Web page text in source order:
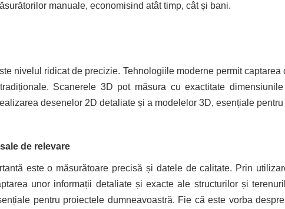
manuale, economisind atât timp, cât și bani.
nivelul ridicat de precizie. Tehnologiile moderne permit
Scanerele 3D pot măsura cu exactitate
desenelor 2D detaliate și a modelelor 3D, esențiale
de relevare
este o măsurătoare precisă și datele de calitate. Prin
unor informații detaliate și exacte ale structurilor și
pentru proiectele dumneavoastră. Fie că este vorba